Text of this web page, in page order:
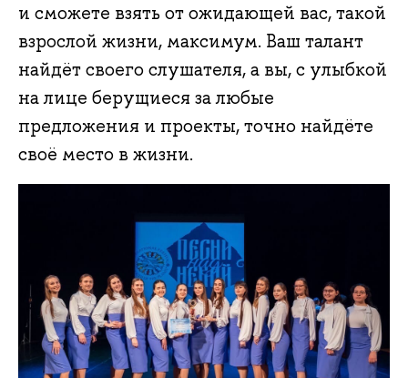
и сможете взять от ожидающей вас, такой
взрослой жизни, максимум. Ваш талант
найдёт своего слушателя, а вы, с улыбкой
на лице берущиеся за любые
предложения и проекты, точно найдёте
своё место в жизни.